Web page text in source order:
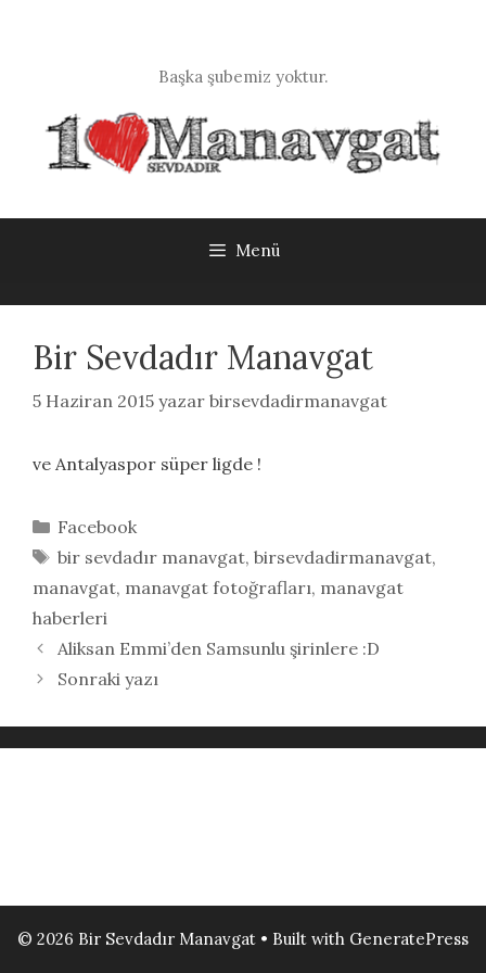
Başka şubemiz yoktur.
Menü
Bir Sevdadır Manavgat
5 Haziran 2015 yazar birsevdadirmanavgat
ve Antalyaspor süper ligde !
Kategoriler
Facebook
Etiketler
bir sevdadır manavgat, birsevdadirmanavgat,
manavgat, manavgat fotoğrafları, manavgat
haberleri
Aliksan Emmi’den Samsunlu şirinlere :D
Sonraki yazı
© 2026 Bir Sevdadır Manavgat • Built with GeneratePress